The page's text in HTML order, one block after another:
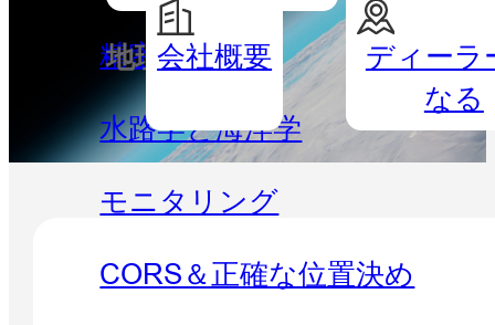
精密農業
水路学と海洋学
モニタリング
CORS＆正確な位置決め
地理空間 水路
会社概要
ディーラ
なる